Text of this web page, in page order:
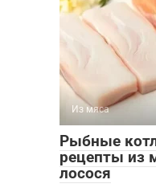
Из мяса
Рыбные
рецепты из
лосося